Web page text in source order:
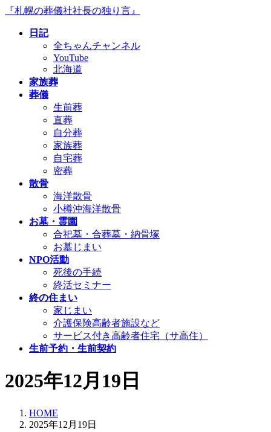
コ
ナ
『札幌の葬儀社社長の独り言』
日記
全ちゃんチャンネル
YouTube
北海道
家族葬
葬儀
生前葬
直葬
自分葬
家族葬
自宅葬
密葬
散骨
海洋散骨
小樽沖海洋散骨
お墓・霊園
合祀墓・合葬墓・納骨塚
お墓じまい
NPO活動
死後の手続
終活セミナー
終の住まい
家じまい
介護保険高齢者施設など
サービス付き高齢者住宅（サ高住）
生前予約・生前契約
2025年12月19日
HOME
2025年12月19日